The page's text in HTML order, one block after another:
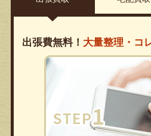
出張費無料！ 大量整理・コ